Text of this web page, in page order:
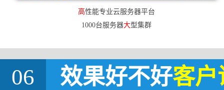
高性能专业云服务器平台
1000台服务器大型集群
06 效果好不好客户